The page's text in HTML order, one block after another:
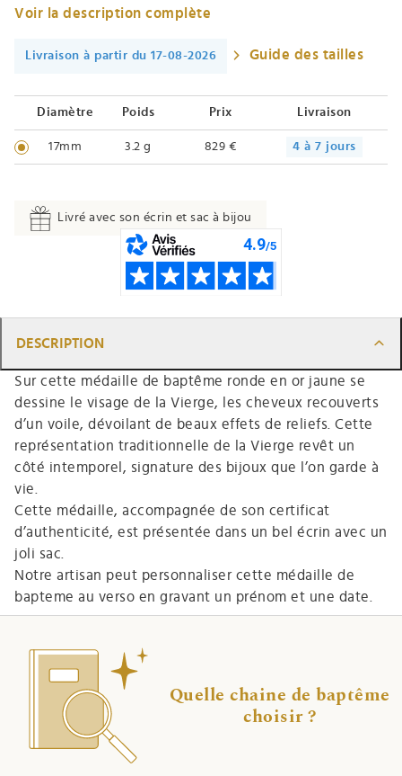
Voir la description complète
Livraison à partir du 17-08-2026 Guide des tailles
Diamètre Poids Prix Livraison
17mm 3.2 g 829 € 4 à 7 jours
Livré avec son écrin et sac à bijou
DESCRIPTION
Sur cette médaille de baptême ronde en or jaune se
dessine le visage de la Vierge, les cheveux recouverts
d’un voile, dévoilant de beaux effets de reliefs. Cette
représentation traditionnelle de la Vierge revêt un
côté intemporel, signature des bijoux que l’on garde à
vie.
Cette médaille, accompagnée de son certificat
d’authenticité, est présentée dans un bel écrin avec un
joli sac.
Notre artisan peut personnaliser cette médaille de
bapteme au verso en gravant un prénom et une date.
Quelle chaine de baptême
choisir ?